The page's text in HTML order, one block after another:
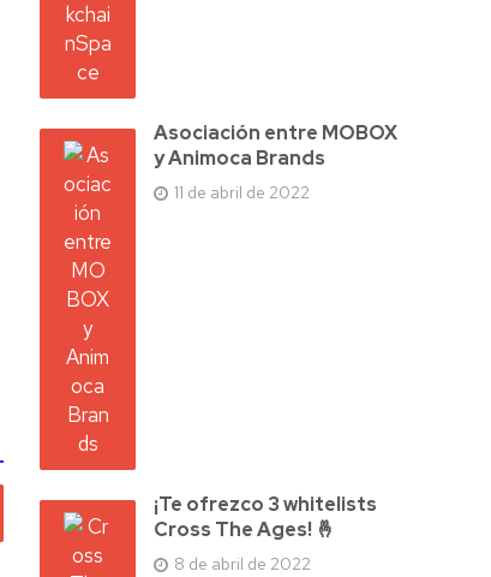
Asociación entre MOBOX
y Animoca Brands
11 de abril de 2022
¡Te ofrezco 3 whitelists
Cross The Ages! 🤞
8 de abril de 2022